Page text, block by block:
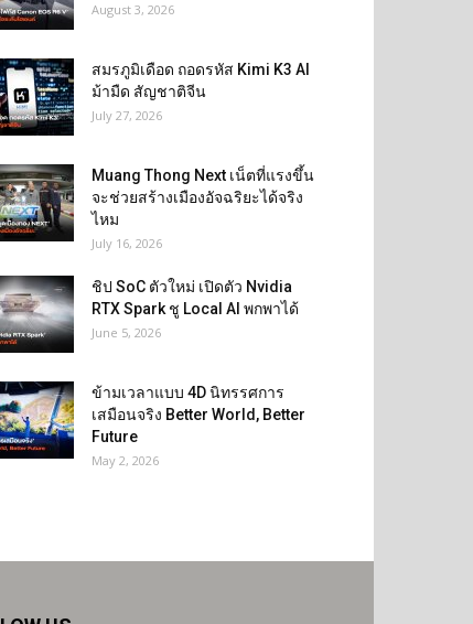
August 3, 2026
สมรภูมิเดือด ถอดรหัส Kimi K3 AI
ม้ามืด สัญชาติจีน
July 27, 2026
Muang Thong Next เน็ตที่แรงขึ้น
จะช่วยสร้างเมืองอัจฉริยะได้จริง
ไหม
July 16, 2026
ชิป SoC ตัวใหม่ เปิดตัว Nvidia
RTX Spark ชู Local AI พกพาได้
June 5, 2026
ข้ามเวลาแบบ 4D นิทรรศการ
เสมือนจริง Better World, Better
Future
May 2, 2026